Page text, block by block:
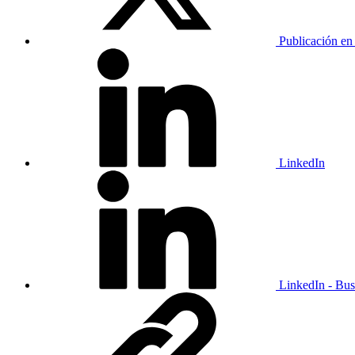
Publicación
LinkedIn
LinkedIn -